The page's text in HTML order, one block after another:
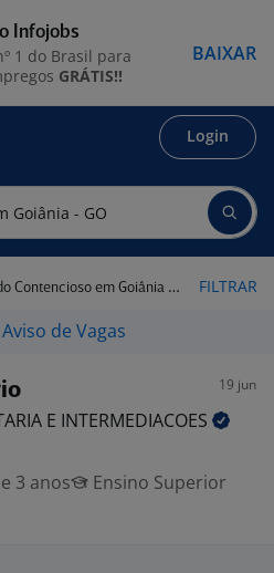
Login
em Goiânia - GO FILTRAR
de Vagas
19 jun
E INTERMEDIACOES
3 anos
Ensino Superior
Infojobs
1 do Brasil para
GRÁTIS!!
BAIXAR